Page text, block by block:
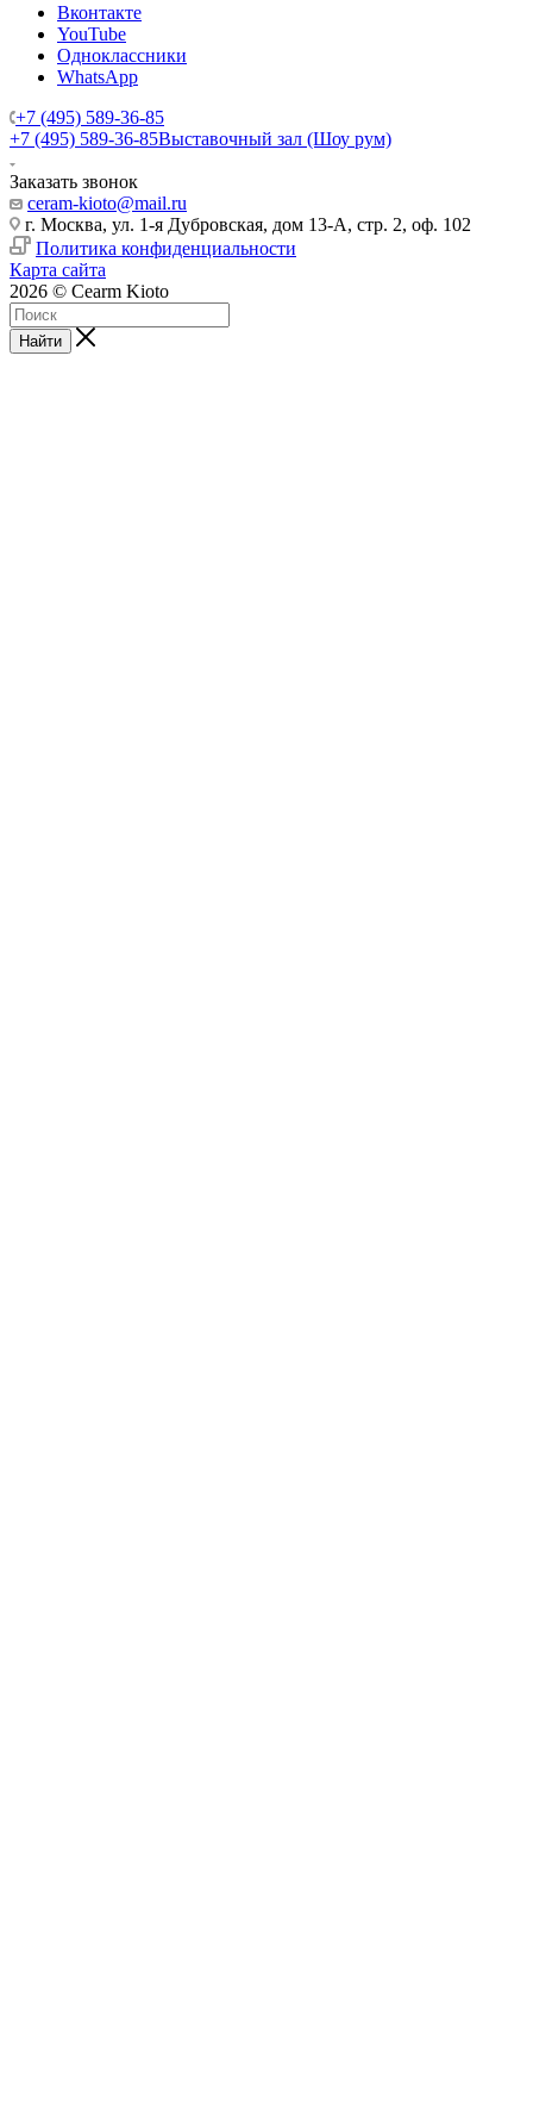
Вконтакте
YouTube
Одноклассники
WhatsApp
+7 (495) 589-36-85
+7 (495) 589-36-85Выставочный зал (Шоу рум)
Заказать звонок
ceram-kioto@mail.ru
г. Москва, ул. 1-я Дубровская, дом 13-А, стр. 2, оф. 102
Политика конфиденциальности
Карта сайта
2026 © Cearm Kioto
Найти